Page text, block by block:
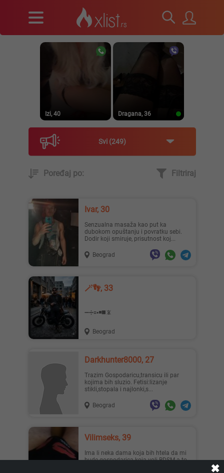
Izi, 40 Dragana, 36
Nastja, 27
Svi 249
Poređaj po: Filtriraj
Ivar, 30
Senzualna masaža kao put ka
dubokom opuštanju i povratku sebi.
Dodir koji smiruje, prisutnost koj...
Beograd
🪄👣, 33
➖️➗️🟰▪️◾️◼️📵
Beograd
Darkhunter8000, 27
Trazim Gospodaricu,transicu ili par
kojima bih sluzio. Fetisi:lizanje
stikli,stopala i najlonki,s...
Beograd
Vilimseks, 39
bude gospodarica koja voli BDSM a to
✖